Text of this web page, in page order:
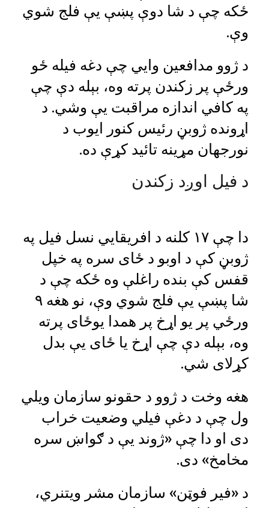
ځکه چې د شا دوې پښې يې فلج شوي
وې.
د ژوو مدافعين وايي چې دغه فيله ځو
ورځې پر زکندن پرته وه، بېله دې چې
په کافي اندازه مراقبت يې وشي. د
اړونده ژوبڼ رئيس کنور ايوب د
نورجهان مړينه تائيد کړې ده.
د فیل اوږد زکندن
دا چې ۱۷ کلنه د افريقايي نسل فيل په
ژوبڼ کې د اوبو د ځای سره په خپل
قفس کې بنده راغلې وه ځکه چې د
شا پښې يې فلج شوي وې، نو هغه ۹
ورځي پر يو اړخ پر همدا يوځای پرته
وه، بېله دې چې اړخ يا ځای يې بدل
کړلای شي.
هغه وخت د ژوو د حقونو سازمان ويلي
ول چې د دغې فيلي وضعيت خراب
دی او دا چې «ژوند يې د ګواښ سره
مخامخ» دی.
د «فير فوټن» سازمان مشر ويتنري،